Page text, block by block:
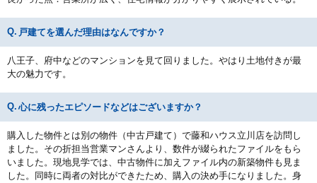
戸建てを選んだ理由はなんですか？
八王子、府中などのマンションを見て回りました。やはり土地付きが最
大の魅力です。
心に残ったエピソードなどはございますか？
購入した物件とは別の物件（中古戸建て）で藤和ハウス立川店を訪問し
ました。その折担当営業マンさんより、数件が綴られたファイルをもら
いました。現地見学では、中古物件に加えファイル内の新築物件も見ま
した。同時に両者の対比ができたため、購入の決め手になりました。身